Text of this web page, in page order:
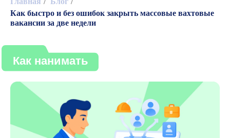
Как быстро и без ошибок закрыть массовые вахтовые
вакансии за две недели
Как нанимать